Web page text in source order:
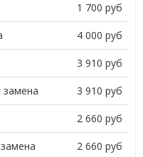
1 700 руб
4 000 руб
3 910 руб
замена 3 910 руб
2 660 руб
2 660 руб